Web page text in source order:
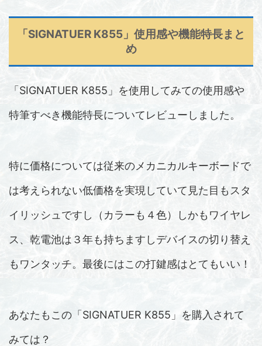
「SIGNATUER K855」使用感や機能特長まと
め
「SIGNATUER K855」を使用してみての使用感や
特筆すべき機能特長についてレビューしました。
特に価格については従来のメカニカルキーボードで
は考えられない低価格を実現していて見た目もスタ
イリッシュですし（カラーも４色）しかもワイヤレ
ス、乾電池は３年も持ちますしデバイスの切り替え
もワンタッチ。最後にはこの打鍵感はとてもいい！
あなたもこの「SIGNATUER K855」を購入されて
みては？